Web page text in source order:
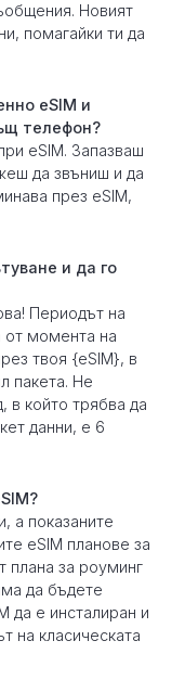
Новият
помагайки ти да
eSIM и
телефон?
eSIM. Запазваш
да звъниш и да
през eSIM,
и да го
Периодът на
от момента на
твоя {eSIM}, в
пакета. Не
в който трябва да
данни, е 6
а показаните
eSIM планове за
плана за роуминг
да бъдете
да е инсталиран и
на класическата